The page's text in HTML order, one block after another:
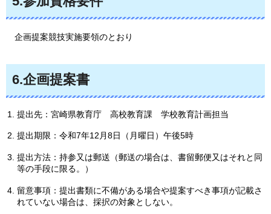
企画提案競技実施要領のとおり
6.企画提案書
提出先：宮崎県教育庁 高校教育課 学校教育計画担当
提出期限：令和7年12月8日（月曜日）午後5時
提出方法：持参又は郵送（郵送の場合は、書留郵便又はそれと同
等の手段に限る。）
留意事項：提出書類に不備がある場合や提案すべき事項が記載さ
れていない場合は、採択の対象としない。